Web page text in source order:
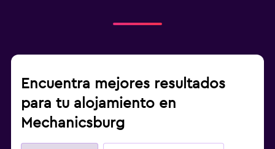
Encuentra mejores resultados
para tu alojamiento en
Mechanicsburg